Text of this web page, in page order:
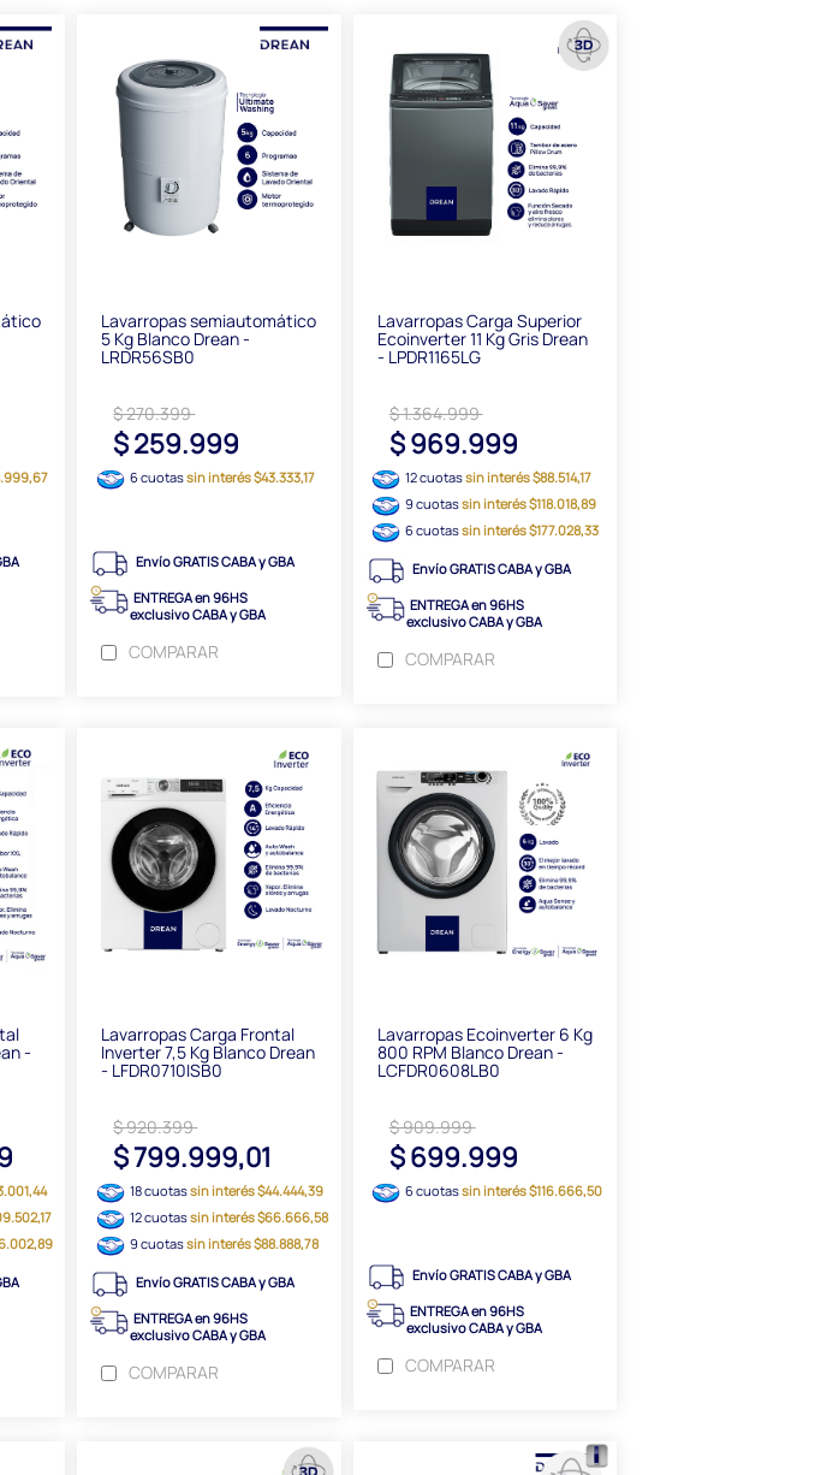
Lavarropas semiautomático
5 Kg Blanco Drean -
LRDR56SB0
$ 270.399
$ 259.999
6 cuotassin interés $43.333,17
Envío GRATIS CABA y GBA
ENTREGA en 96HS
exclusivo CABA y GBA
COMPARAR
Lavarropas Carga Superior
Ecoinverter 11 Kg Gris Drean
- LPDR1165LG
$ 1.364.999
$ 969.999
12 cuotassin interés $88.514,17
9 cuotassin interés $118.018,89
6 cuotassin interés $177.028,33
Envío GRATIS CABA y GBA
ENTREGA en 96HS
exclusivo CABA y GBA
COMPARAR
-
Lavarropas Carga Frontal
Inverter 7,5 Kg Blanco Drean
- LFDR0710ISB0
$ 920.399
$ 799.999,01
18 cuotassin interés $44.444,39
12 cuotassin interés $66.666,58
9 cuotassin interés $88.888,78
Envío GRATIS CABA y GBA
ENTREGA en 96HS
exclusivo CABA y GBA
COMPARAR
Lavarropas Ecoinverter 6 Kg
800 RPM Blanco Drean -
LCFDR0608LB0
$ 909.999
$ 699.999
6 cuotassin interés $116.666,50
Envío GRATIS CABA y GBA
ENTREGA en 96HS
exclusivo CABA y GBA
COMPARAR